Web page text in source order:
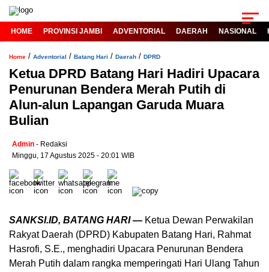
HOME PROVINSI JAMBI ADVENTORIAL DAERAH NASIONAL
Home / Adventorial / Batang Hari / Daerah / DPRD
Ketua DPRD Batang Hari Hadiri Upacara
Penurunan Bendera Merah Putih di
Alun-alun Lapangan Garuda Muara
Bulian
Admin - Redaksi
Minggu, 17 Agustus 2025 - 20:01 WIB
SANKSI.ID, BATANG HARI — Ketua Dewan Perwakilan
Rakyat Daerah (DPRD) Kabupaten Batang Hari, Rahmat
Hasrofi, S.E., menghadiri Upacara Penurunan Bendera
Merah Putih dalam rangka memperingati Hari Ulang Tahun